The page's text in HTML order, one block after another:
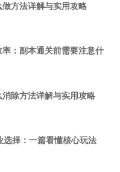
方法详解与实用攻略
率：副本通关前需要注意什
除方法详解与实用攻略
选择：一篇看懂核心玩法